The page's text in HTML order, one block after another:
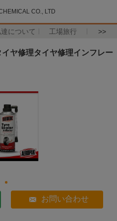
CO., LTD
について 工場旅行 >>
ヤ修理タイヤ修理インフレー
お問い合わせ